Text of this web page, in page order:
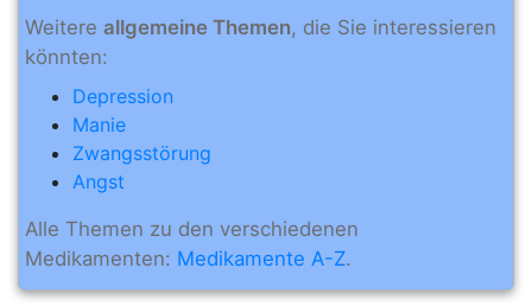
Weitere allgemeine Themen, die Sie interessieren
könnten:
Depression
Manie
Zwangsstörung
Angst
Alle Themen zu den verschiedenen
Medikamenten: Medikamente A-Z.